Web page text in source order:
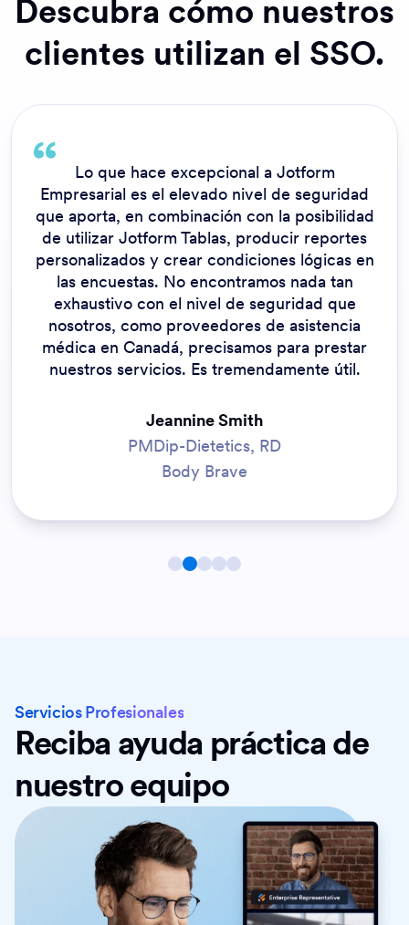
Descubra cómo nuestros
clientes utilizan el SSO.
La seguridad es muy importante en nuestro
campus. Jotform Empresarial cuenta con
autenticación de dos factores, y una de las
principales ventajas de Empresarial es que
nos permite realizar un inicio de sesión único,
por lo que utilizamos nuestras credenciales de
inicio de sesión en lugar de compartirlas con
otras personas.
Especialista en relaciones con escuelas
secundarias y orientación universitaria
Pasadena City College
Servicios Profesionales
Reciba ayuda práctica de
nuestro equipo